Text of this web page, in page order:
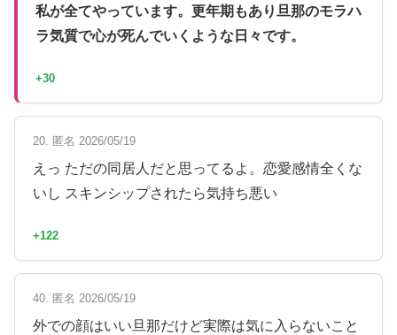
私が全てやっています。更年期もあり旦那のモラハ
ラ気質で心が死んでいくような日々です。
+30
20. 匿名 2026/05/19
えっ ただの同居人だと思ってるよ。恋愛感情全くな
いし スキンシップされたら気持ち悪い
+122
40. 匿名 2026/05/19
外での顔はいい旦那だけど実際は気に入らないこと